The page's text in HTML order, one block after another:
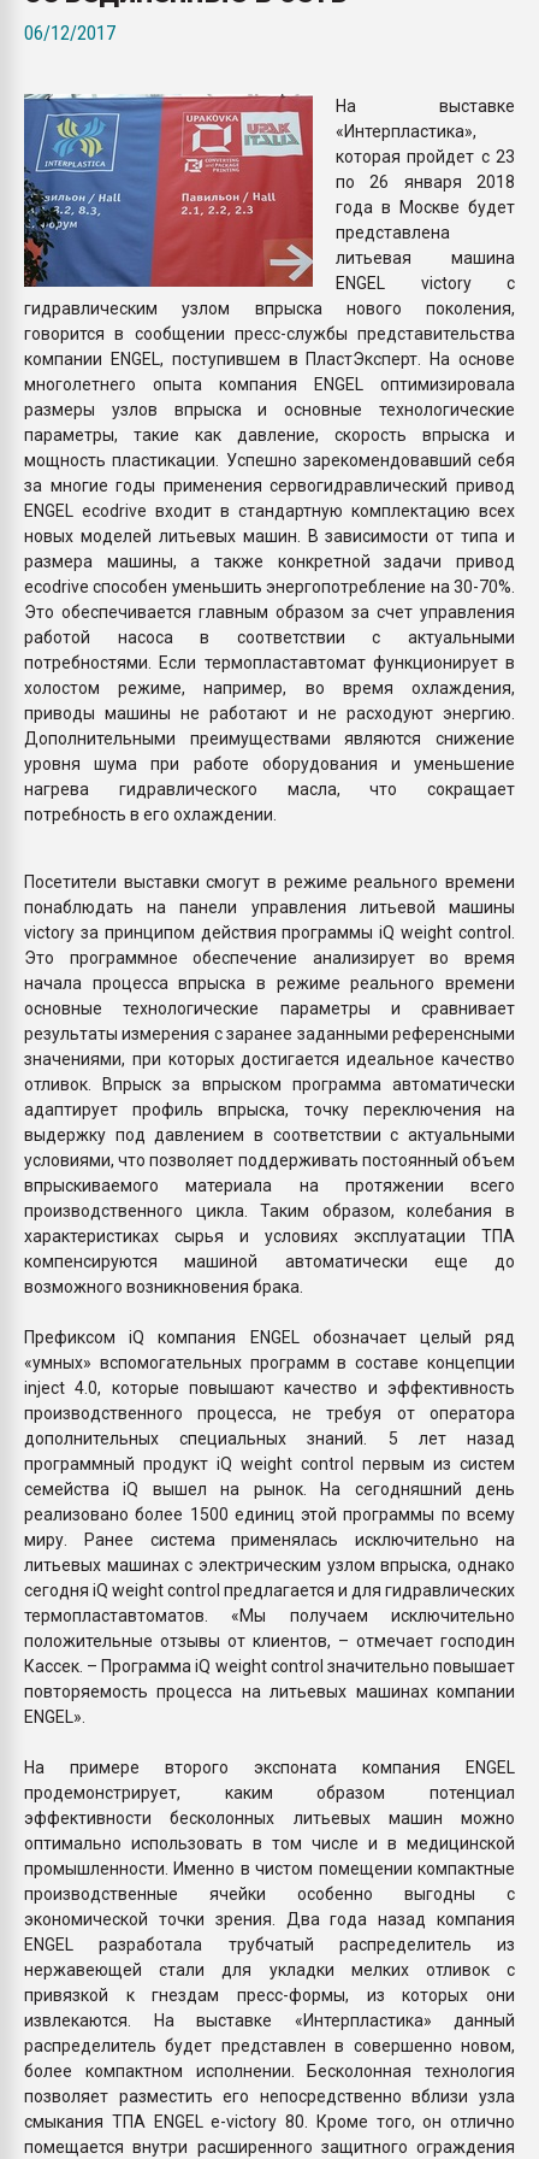
ПЕРЕЙТИ НА
06/12/2017
На выставке
«Интерпластика»,
которая пройдет с 23
по 26 января 2018
года в Москве будет
представлена
литьевая машина
ENGEL victory с
гидравлическим узлом впрыска нового поколения,
говорится в сообщении пресс-службы представительства
компании ENGEL, поступившем в ПластЭксперт. На основе
многолетнего опыта компания ENGEL оптимизировала
размеры узлов впрыска и основные технологические
параметры, такие как давление, скорость впрыска и
мощность пластикации. Успешно зарекомендовавший себя
за многие годы применения сервогидравлический привод
ENGEL ecodrive входит в стандартную комплектацию всех
новых моделей литьевых машин. В зависимости от типа и
размера машины, а также конкретной задачи привод
ecodrive способен уменьшить энергопотребление на 30-70%.
Это обеспечивается главным образом за счет управления
работой насоса в соответствии с актуальными
потребностями. Если термопластавтомат функционирует в
холостом режиме, например, во время охлаждения,
приводы машины не работают и не расходуют энергию.
Дополнительными преимуществами являются снижение
уровня шума при работе оборудования и уменьшение
нагрева гидравлического масла, что сокращает
потребность в его охлаждении.
Посетители выставки смогут в режиме реального времени
понаблюдать на панели управления литьевой машины
victory за принципом действия программы iQ weight control.
Это программное обеспечение анализирует во время
начала процесса впрыска в режиме реального времени
основные технологические параметры и сравнивает
результаты измерения с заранее заданными референсными
значениями, при которых достигается идеальное качество
отливок. Впрыск за впрыском программа автоматически
адаптирует профиль впрыска, точку переключения на
выдержку под давлением в соответствии с актуальными
условиями, что позволяет поддерживать постоянный объем
впрыскиваемого материала на протяжении всего
производственного цикла. Таким образом, колебания в
характеристиках сырья и условиях эксплуатации ТПА
компенсируются машиной автоматически еще до
возможного возникновения брака.
Префиксом iQ компания ENGEL обозначает целый ряд
«умных» вспомогательных программ в составе концепции
inject 4.0, которые повышают качество и эффективность
производственного процесса, не требуя от оператора
дополнительных специальных знаний. 5 лет назад
программный продукт iQ weight control первым из систем
семейства iQ вышел на рынок. На сегодняшний день
реализовано более 1500 единиц этой программы по всему
миру. Ранее система применялась исключительно на
литьевых машинах с электрическим узлом впрыска, однако
сегодня iQ weight control предлагается и для гидравлических
термопластавтоматов. «Мы получаем исключительно
положительные отзывы от клиентов, – отмечает господин
Кассек. – Программа iQ weight control значительно повышает
повторяемость процесса на литьевых машинах компании
ENGEL».
На примере второго экспоната компания ENGEL
продемонстрирует, каким образом потенциал
эффективности бесколонных литьевых машин можно
оптимально использовать в том числе и в медицинской
промышленности. Именно в чистом помещении компактные
производственные ячейки особенно выгодны с
экономической точки зрения. Два года назад компания
ENGEL разработала трубчатый распределитель из
нержавеющей стали для укладки мелких отливок с
привязкой к гнездам пресс-формы, из которых они
извлекаются. На выставке «Интерпластика» данный
распределитель будет представлен в совершенно новом,
более компактном исполнении. Бесколонная технология
позволяет разместить его непосредственно вблизи узла
смыкания ТПА ENGEL e-victory 80. Кроме того, он отлично
помещается внутри расширенного защитного ограждения